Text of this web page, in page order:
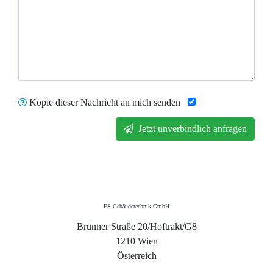
Kopie dieser Nachricht an mich senden
Jetzt unverbindlich anfragen
ES Gebäudetechnik GmbH
Brünner Straße 20/Hoftrakt/G8
1210 Wien
Österreich